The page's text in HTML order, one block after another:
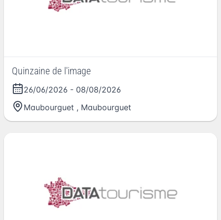
Quinzaine de l'image
26/06/2026 - 08/08/2026
Maubourguet , Maubourguet